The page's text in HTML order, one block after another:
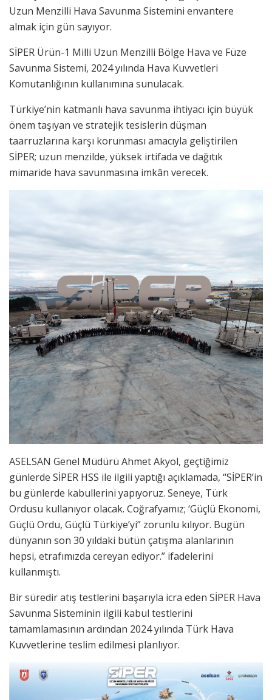
Uzun Menzilli Hava Savunma Sistemini envantere
almak için gün sayıyor.
SİPER Ürün-1 Milli Uzun Menzilli Bölge Hava ve Füze
Savunma Sistemi, 2024 yılında Hava Kuvvetleri
Komutanlığının kullanımına sunulacak.
Türkiye’nin katmanlı hava savunma ihtiyacı için büyük
önem taşıyan ve stratejik tesislerin düşman
taarruzlarına karşı korunması amacıyla geliştirilen
SİPER; uzun menzilde, yüksek irtifada ve dağıtık
mimaride hava savunmasına imkân verecek.
ASELSAN Genel Müdürü Ahmet Akyol, geçtiğimiz
günlerde SİPER HSS ile ilgili yaptığı açıklamada, “SİPER’in
bu günlerde kabullerini yapıyoruz. Seneye, Türk
Ordusu kullanıyor olacak. Coğrafyamız; ‘Güçlü Ekonomi,
Güçlü Ordu, Güçlü Türkiye’yi” zorunlu kılıyor. Bugün
dünyanın son 30 yıldaki bütün çatışma alanlarının
hepsi, etrafımızda cereyan ediyor.” ifadelerini
kullanmıştı.
Bir süredir atış testlerini başarıyla icra eden SİPER Hava
Savunma Sisteminin ilgili kabul testlerini
tamamlamasının ardından 2024 yılında Türk Hava
Kuvvetlerine teslim edilmesi planlıyor.